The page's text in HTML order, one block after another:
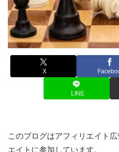
X
LINE
このブログはアフィリエイト
エイトに参加しています。